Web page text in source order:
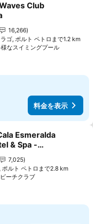
入りに追加
Club
16,266
ゴ, ポルト ペトロまで1.2 km
なスイミングプール
料金を表示
入りに追加
Esmeralda
& Spa -
7,025
ポルト ペトロまで2.8 km
ーチクラブ